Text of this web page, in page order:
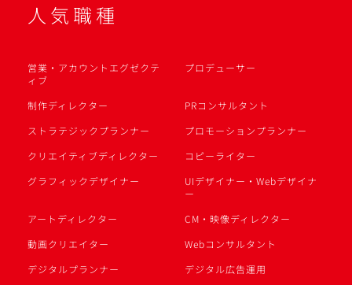
人気職種
営業・アカウントエグゼクテ
ィブ
プロデューサー
制作ディレクター
PRコンサルタント
ストラテジックプランナー
プロモーションプランナー
クリエイティブディレクター
コピーライター
グラフィックデザイナー
UIデザイナー・Webデザイナ
ー
アートディレクター
CM・映像ディレクター
動画クリエイター
Webコンサルタント
デジタルプランナー
デジタル広告運用